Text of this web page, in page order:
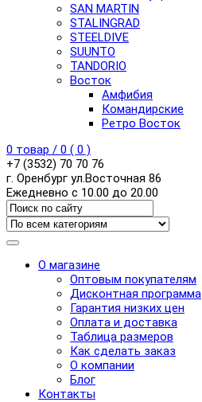
SAN MARTIN
STALINGRAD
STEELDIVE
SUUNTO
TANDORIO
Восток
Амфибия
Командирские
Ретро Восток
0 товар / 0 ( 0 )
+7 (3532) 70 70 76
г. Оренбург ул.Восточная 86
Ежедневно с 10.00 до 20.00
О магазине
Оптовым покупателям
Дисконтная программа
Гарантия низких цен
Оплата и доставка
Таблица размеров
Как сделать заказ
О компании
Блог
Контакты